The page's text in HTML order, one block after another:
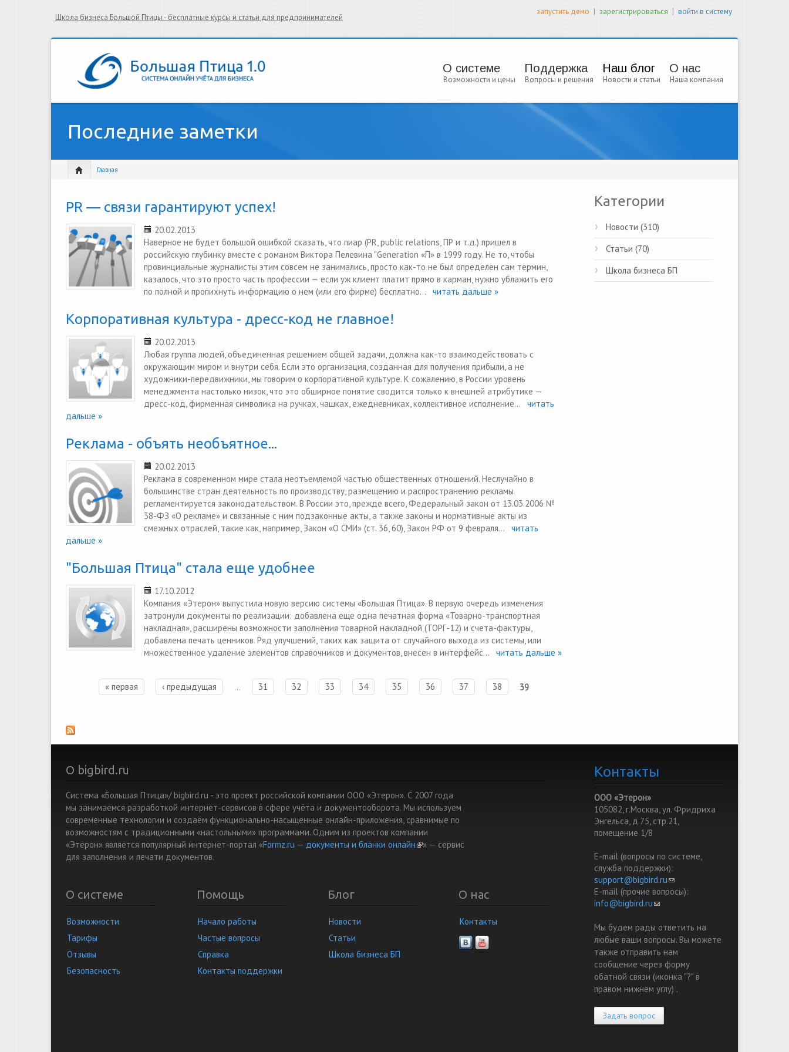
Школа бизнеса Большой Птицы - бесплатные курсы и статьи для предпринимателей
запустить демо | зарегистрироваться | войти в систему
О системе
Возможности и цены
Поддержка
Вопросы и решения
Наш блог
Новости и статьи
О нас
Наша компания
Последние заметки
Главная
PR — связи гарантируют успех!
20.02.2013
Наверное не будет большой ошибкой сказать, что пиар (PR, public relations, ПР и т.д.) пришел в
российскую глубинку вместе с романом Виктора Пелевина "Generation «П» в 1999 году. Не то, чтобы
провинциальные журналисты этим совсем не занимались, просто как-то не был определен сам термин,
казалось, что это просто часть профессии — если уж клиент платит прямо в карман, нужно ублажить его
по полной и пропихнуть информацию о нем (или его фирме) бесплатно... читать дальше »
Корпоративная культура - дресс-код не главное!
20.02.2013
Любая группа людей, объединенная решением общей задачи, должна как-то взаимодействовать с
окружающим миром и внутри себя. Если это организация, созданная для получения прибыли, а не
художники-передвижники, мы говорим о корпоративной культуре. К сожалению, в России уровень
менеджмента настолько низок, что это обширное понятие сводится только к внешней атрибутике —
дресс-код, фирменная символика на ручках, чашках, ежедневниках, коллективное исполнение... читать
дальше »
Реклама - объять необъятное...
20.02.2013
Реклама в современном мире стала неотъемлемой частью общественных отношений. Неслучайно в
большинстве стран деятельность по производству, размещению и распространению рекламы
регламентируется законодательством. В России это, прежде всего, Федеральный закон от 13.03.2006 №
38-ФЗ «О рекламе» и связанные с ним подзаконные акты, а также законы и нормативные акты из
смежных отраслей, такие как, например, Закон «О СМИ» (ст. 36, 60), Закон РФ от 9 февраля... читать
дальше »
"Большая Птица" стала еще удобнее
17.10.2012
Компания «Этерон» выпустила новую версию системы «Большая Птица». В первую очередь изменения
затронули документы по реализации: добавлена еще одна печатная форма «Товарно-транспортная
накладная», расширены возможности заполнения товарной накладной (ТОРГ-12) и счета-фактуры,
добавлена печать ценников. Ряд улучшений, таких как защита от случайного выхода из системы, или
множественное удаление элементов справочников и документов, внесен в интерфейс... читать дальше »
Страницы
« первая ‹ предыдущая … 31 32 33 34 35 36 37 38 39
Категории
Новости (310)
Статьи (70)
Школа бизнеса БП
О bigbird.ru
Система «Большая Птица»/ bigbird.ru - это проект российской компании ООО «Этерон». С 2007 года
мы занимаемся разработкой интернет-сервисов в сфере учёта и документооборота. Мы используем
современные технологии и создаём функционально-насыщенные онлайн-приложения, сравнимые по
возможностям с традиционными «настольными» программами. Одним из проектов компании
«Этерон» является популярный интернет-портал «Formz.ru — документы и бланки онлайн(link is external)
» — cервис
для заполнения и печати документов.
О системе
Возможности
Тарифы
Отзывы
Безопасность
Помощь
Начало работы
Частые вопросы
Справка
Контакты поддержки
Блог
Новости
Статьи
Школа бизнеса БП
О нас
Контакты
Контакты
ООО «Этерон»
105082, г.Москва, ул. Фридриха
Энгельса, д.75, стр.21,
помещение 1/8
E-mail (вопросы по системе,
служба поддержки):
support@bigbird.ru(link sends e-mail)
E-mail (прочие вопросы):
info@bigbird.ru(link sends e-mail)
Мы будем рады ответить на
любые ваши вопросы. Вы можете
также отправить нам
сообщение через форму
обатной связи (иконка "?" в
правом нижнем углу) .
Задать вопрос